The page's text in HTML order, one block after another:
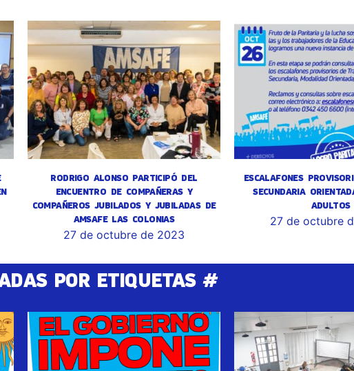
RODRIGO ALONSO PARTICIPÓ DEL
ENCUENTRO DE COMPAÑERAS Y
COMPAÑEROS JUBILADOS Y JUBILADAS DE
AMSAFE LAS COLONIAS
27 de octubre de 2023
ESCALAFONES
SECUNDARIA
ADULTOS
27 de octubre
POR ETIQUETAS #